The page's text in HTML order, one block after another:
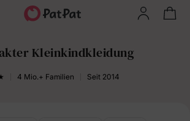
Kleinkindkleidung
4 Mio.+ Familien Seit 2014